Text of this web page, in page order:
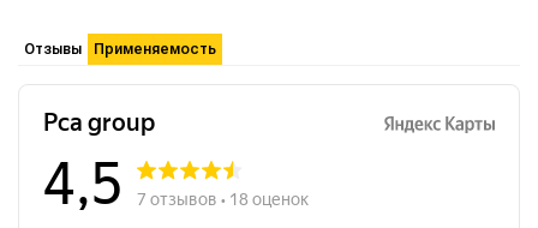
Отзывы Применяемость